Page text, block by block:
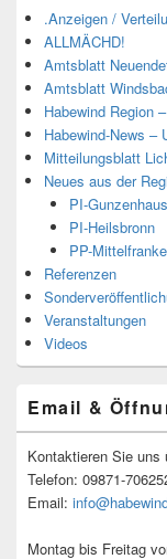
.Anzeigen /
ALLMÄCHD!
Amtsblatt
Amtsblatt
Habewind Region
Habewind-News –
Mitteilungsblatt
Neues aus der
PI-
PI-Heilsbronn
PP-
Referenzen
Veranstaltungen
Videos
Email &
Kontaktieren Sie uns
Telefon: 09871-
Email:
Montag bis Freitag